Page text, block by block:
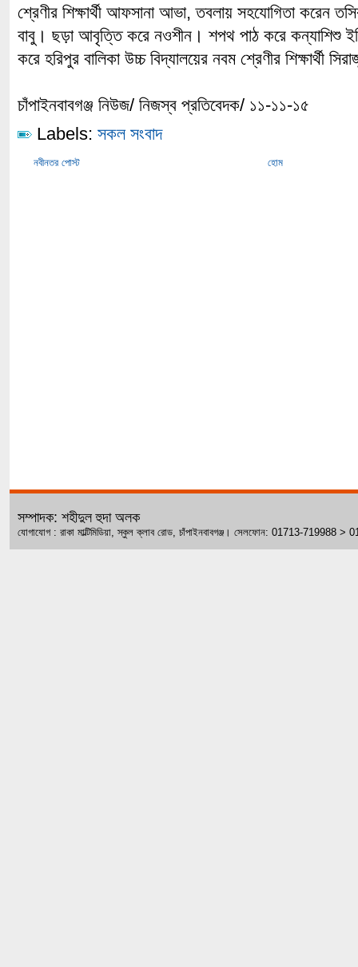
শ্রেণীর শিক্ষার্থী আফসানা আভা, তবলায় সহযোগিতা করেন
বাবু। ছড়া আবৃত্তি করে নওশীন। শপথ পাঠ করে কন্যাশিশু
করে হরিপুর বালিকা উচ্চ বিদ্যালয়ের নবম শ্রেণীর শিক্ষার্থী
চাঁপাইনবাবগঞ্জ নিউজ/ নিজস্ব প্রতিবেদক/ ১১-১১-১৫
Labels: সকল সংবাদ
নবীনতর পোস্ট হোম
সম্পাদক: শহীদুল হুদা অলক
যোগাযোগ : রাকা মাল্টিমিডিয়া, স্কুল ক্লাব রোড, চাঁপাইনবাবগঞ্জ। সেলফোন: 01713-